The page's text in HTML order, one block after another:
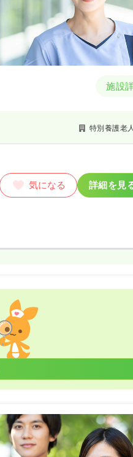
施設
特別養護老
気になる 詳細を見